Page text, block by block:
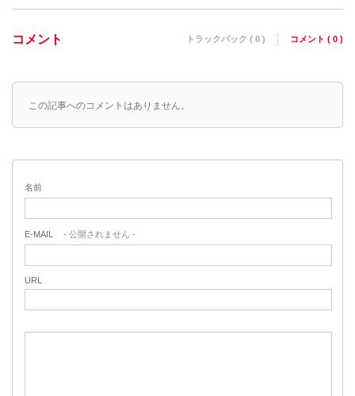
コメント トラックバック ( 0 ) コメント ( 0 )
この記事へのコメントはありません。
名前
E-MAIL - 公開されません -
URL